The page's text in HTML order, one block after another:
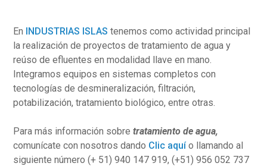
En INDUSTRIAS ISLAS tenemos como actividad principal
la realización de proyectos de tratamiento de agua y
reúso de efluentes en modalidad llave en mano.
Integramos equipos en sistemas completos con
tecnologías de desmineralización, filtración,
potabilización, tratamiento biológico, entre otras.
Para más información sobretratamiento de agua,
comunícate con nosotros dando Clic aquío llamando al
siguiente número (+ 51) 940 147 919, (+51) 956 052 737